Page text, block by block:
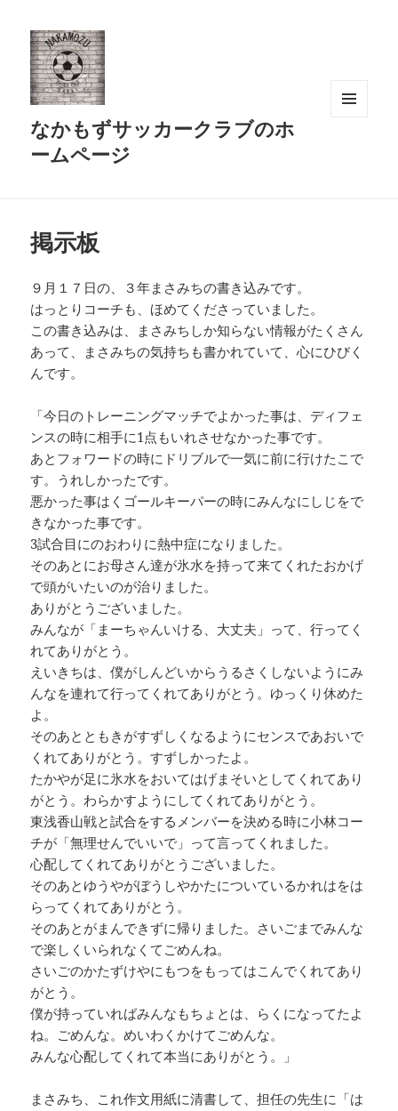
なかもずサッカークラブのホ
ームページ
掲示板
９月１７日の、３年まさみちの書き込みです。
はっとりコーチも、ほめてくださっていました。
この書き込みは、まさみちしか知らない情報がたくさん
あって、まさみちの気持ちも書かれていて、心にひびく
んです。
「今日のトレーニングマッチでよかった事は、ディフェ
ンスの時に相手に1点もいれさせなかった事です。
あとフォワードの時にドリブルで一気に前に行けたこで
す。うれしかったです。
悪かった事はくゴールキーパーの時にみんなにしじをで
きなかった事です。
3試合目にのおわりに熱中症になりました。
そのあとにお母さん達が氷水を持って来てくれたおかげ
で頭がいたいのが治りました。
ありがとうございました。
みんなが「まーちゃんいける、大丈夫」って、行ってく
れてありがとう。
えいきちは、僕がしんどいからうるさくしないようにみ
んなを連れて行ってくれてありがとう。ゆっくり休めた
よ。
そのあとともきがすずしくなるようにセンスであおいで
くれてありがとう。すずしかったよ。
たかやが足に氷水をおいてはげまそいとしてくれてあり
がとう。わらかすようにしてくれてありがとう。
東浅香山戦と試合をするメンバーを決める時に小林コー
チが「無理せんでいいで」って言ってくれました。
心配してくれてありがとうございました。
そのあとゆうやがぼうしやかたについているかれはをは
らってくれてありがとう。
そのあとがまんできずに帰りました。さいごまでみんな
で楽しくいられなくてごめんね。
さいごのかたずけやにもつをもってはこんでくれてあり
がとう。
僕が持っていればみんなもちょとは、らくになってたよ
ね。ごめんな。めいわくかけてごめんな。
みんな心配してくれて本当にありがとう。」
まさみち、これ作文用紙に清書して、担任の先生に「は